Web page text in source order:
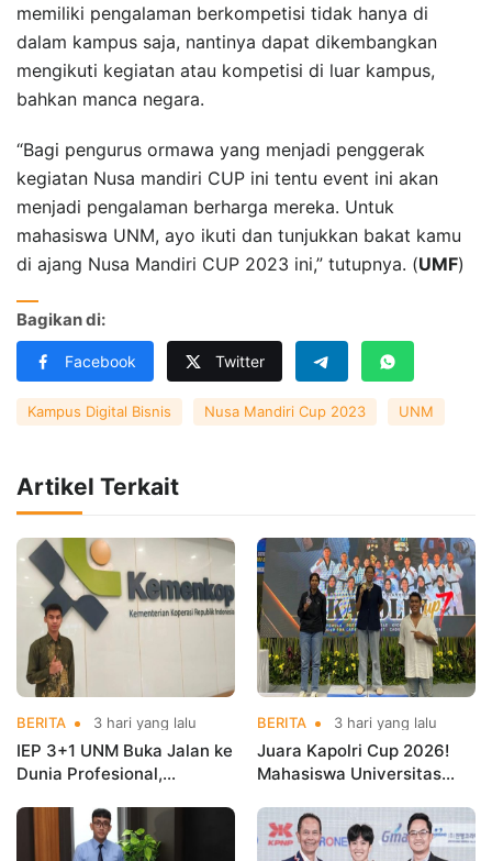
memiliki pengalaman berkompetisi tidak hanya di
dalam kampus saja, nantinya dapat dikembangkan
mengikuti kegiatan atau kompetisi di luar kampus,
bahkan manca negara.
“Bagi pengurus ormawa yang menjadi penggerak
kegiatan Nusa mandiri CUP ini tentu event ini akan
menjadi pengalaman berharga mereka. Untuk
mahasiswa UNM, ayo ikuti dan tunjukkan bakat kamu
di ajang Nusa Mandiri CUP 2023 ini,” tutupnya. (UMF)
Bagikan di:
Facebook Twitter
Kampus Digital Bisnis Nusa Mandiri Cup 2023 UNM
Artikel Terkait
BERITA 3 hari yang lalu
IEP 3+1 UNM Buka Jalan ke
Dunia Profesional,
Kementerian Koperasi
BERITA 3 hari yang lalu
Juara Kapolri Cup 2026!
Mahasiswa Universitas
Nama Kampus di Kejurnas
Taekwondo